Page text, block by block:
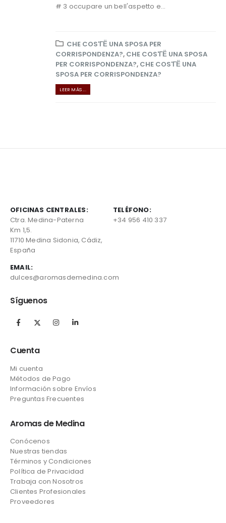
# 3 occupare un bell'aspetto e...
CHE COS'ГЁ UNA SPOSA PER
CORRISPONDENZA?, CHE COS'ГЁ UNA SPOSA
PER CORRISPONDENZA?, CHE COS'ГЁ UNA
SPOSA PER CORRISPONDENZA?
LEER MÁS ...
OFICINAS CENTRALES:
Ctra. Medina-Paterna
Km 1,5.
11710 Medina Sidonia, Cádiz,
España
TELÉFONO:
+34 956 410 337
EMAIL:
dulces@aromasdemedina.com
Síguenos
Cuenta
Mi cuenta
Métodos de Pago
Información sobre Envíos
Preguntas Frecuentes
Aromas de Medina
Conócenos
Nuestras tiendas
Términos y Condiciones
Política de Privacidad
Trabaja con Nosotros
Clientes Profesionales
Proveedores